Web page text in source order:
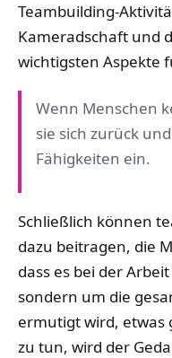
Teambuilding-
Kameradschaft und
wichtigsten Aspekte
Wenn Menschen
sie sich zurück
Fähigkeiten ein.
Schließlich können
dazu beitragen, die
dass es bei der
sondern um die
ermutigt wird, etwas
zu tun, wird der